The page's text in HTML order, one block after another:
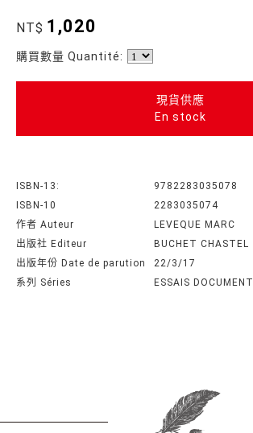
NT$ 1,020
購買數量 Quantité:
現貨供應
En stock
ISBN-13:
9782283035078
ISBN-10
2283035074
作者 Auteur
LEVEQUE MARC
出版社 Editeur
BUCHET CHASTEL
出版年份 Date de parution
22/3/17
系列 Séries
ESSAIS DOCUMENT